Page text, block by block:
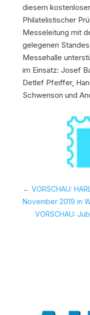
diesem
Philatelistischer
Messeleitung mit
gelegenen
Messehalle
im Einsatz: Josef
Detlef Pfeiffer,
Schwenson und
← VORSCHAU:
November 2019 in
VORSCHAU: